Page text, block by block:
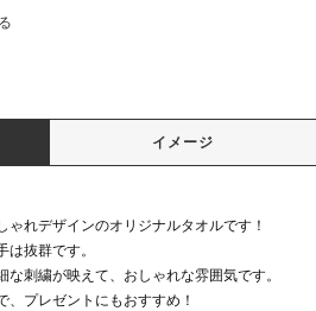
イメージ
れデザインのオリジナルタオルです！
抜群です。
刺繍が映えて、おしゃれな雰囲気です。
プレゼントにもおすすめ！